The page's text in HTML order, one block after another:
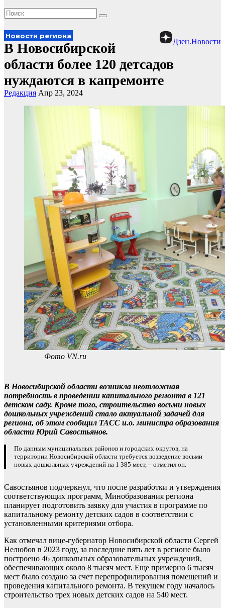
Дзен.Новости
Новости региона
В Новосибирской
области более 120 детсадов
нуждаются в капремонте
Редакция Апр 23, 2024
Фото VN.ru
В Новосибирской области возникла неотложная
потребность в проведении капитального ремонта в 121
детском саду. Кроме того, строительство восьми новых
дошкольных учреждений стало актуальной задачей для
региона, об этом сообщил ТАСС и.о. министра образования
области Юрий Савостьянов.
По данным муниципальных районов и городских округов, на
территории Новосибирской области требуется возведение восьми
новых дошкольных учреждений на 1 385 мест, – отметил он.
Савостьянов подчеркнул, что после разработки и утверждения
соответствующих программ, Минобразования региона
планирует подготовить заявку для участия в программе по
капитальному ремонту детских садов в соответствии с
установленными критериями отбора.
Как отмечал вице-губернатор Новосибирской области Сергей
Нелюбов в 2023 году, за последние пять лет в регионе было
построено 46 дошкольных образовательных учреждений,
обеспечивающих около 8 тысяч мест. Еще примерно 6 тысяч
мест было создано за счет перепрофилирования помещений и
проведения капитального ремонта. В текущем году началось
строительство трех новых детских садов на 540 мест.